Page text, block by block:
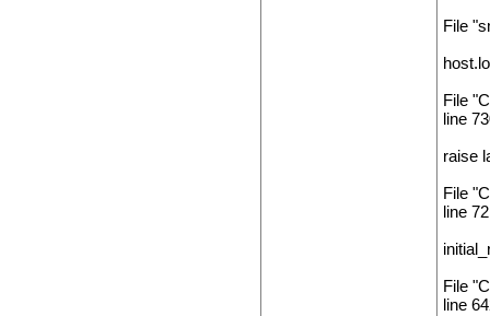
File
File
line
raise
File
line
File
line